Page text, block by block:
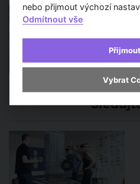
nebo přijmout výchozí
Odmítnout vše
Vybrat